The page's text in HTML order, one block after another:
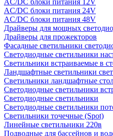
AC/DC блоки питания 12V
AC/DC блоки питания 24V
AC/DC блоки питания 48V
Драйверы для мощных
Драйверы для прожекторов
Фасадные светильники
Светодиодные светильники
Светильники встраиваемые в
Ландшафтные светильники
Светильники ландшафтные
Светодиодные светильники
Светодиодные светильники
Светодиодные светильники
Светильники точечные (Spot)
Линейные светильники 220в
Подводные для бассейнов и